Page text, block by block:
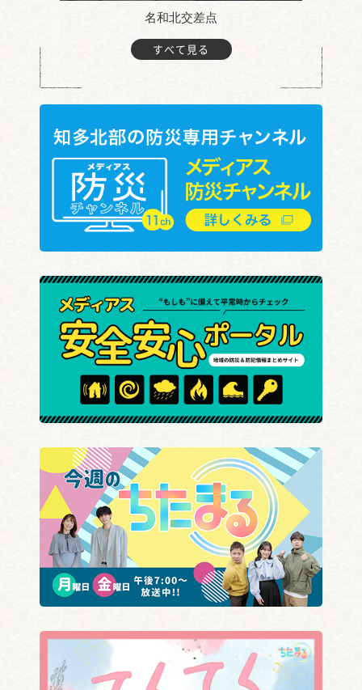
名和北交差点
すべて見る